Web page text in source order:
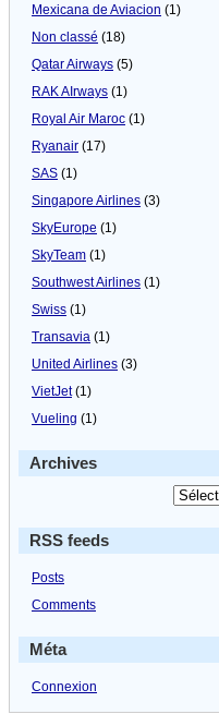
Mexicana de Aviacion (1)
Non classé (18)
Qatar Airways (5)
RAK AIrways (1)
Royal Air Maroc (1)
Ryanair (17)
SAS (1)
Singapore Airlines (3)
SkyEurope (1)
SkyTeam (1)
Southwest Airlines (1)
Swiss (1)
Transavia (1)
United Airlines (3)
VietJet(1)
Vueling (1)
Archives
RSS feeds
Posts
Comments
Méta
Connexion